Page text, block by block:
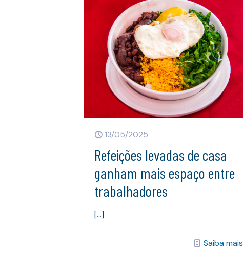
13/05/2025
Refeições levadas de casa
ganham mais espaço entre
trabalhadores
[…]
Saiba mais